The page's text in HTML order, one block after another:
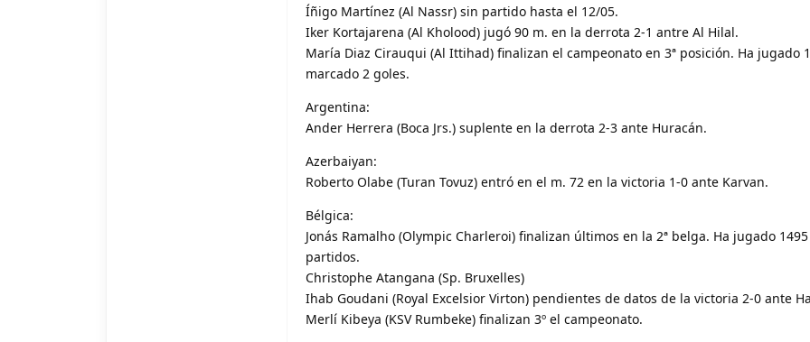
Íñigo Martínez (Al Nassr) sin partido hasta el 12/05.
Iker Kortajarena (Al Kholood) jugó 90 m. en la derrota 2-1 antre Al Hilal.
María Diaz Cirauqui (Al Ittihad) finalizan el campeonato en 3ª posición. Ha jugado
marcado 2 goles.
Argentina:
Ander Herrera (Boca Jrs.) suplente en la derrota 2-3 ante Huracán.
Azerbaiyan:
Roberto Olabe (Turan Tovuz) entró en el m. 72 en la victoria 1-0 ante Karvan.
Bélgica:
Jonás Ramalho (Olympic Charleroi) finalizan últimos en la 2ª belga. Ha jugado
partidos.
Christophe Atangana (Sp. Bruxelles)
Ihab Goudani (Royal Excelsior Virton) pendientes de datos de la victoria 2-0 ante
Merlí Kibeya (KSV Rumbeke) finalizan 3º el campeonato.